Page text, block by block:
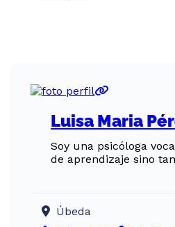
Luisa Maria
Soy una psicóloga
de aprendizaje sino
Úbeda